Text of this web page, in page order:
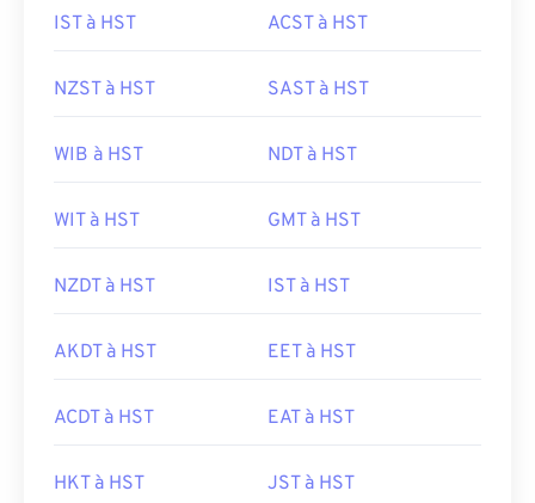
IST à HST ACST à HST
NZST à HST SAST à HST
WIB à HST NDT à HST
WIT à HST GMT à HST
NZDT à HST IST à HST
AKDT à HST EET à HST
ACDT à HST EAT à HST
HKT à HST JST à HST